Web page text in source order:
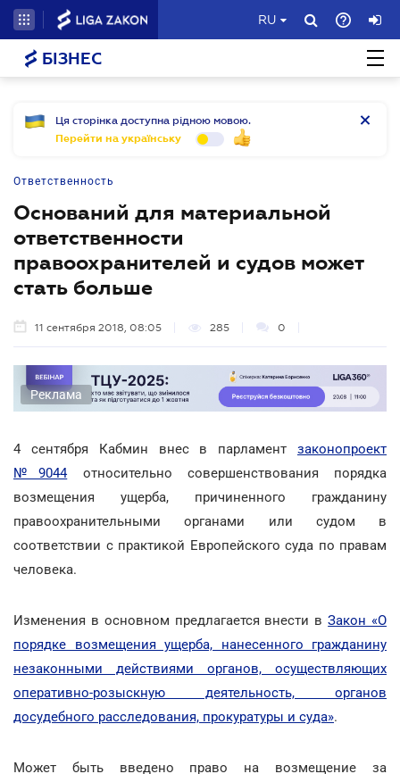
RU
БІЗНЕС
Ця сторінка доступна рідною мовою.
Перейти на українську
Ответственность
Оснований для материальной
ответственности
правоохранителей и судов может
стать больше
11 сентября 2018, 08:05 285 0
Реклама
4 сентября Кабмин внес в парламент законопроект
№9044относительно совершенствования порядка
возмещения ущерба, причиненного гражданину
правоохранительными органами или судом в
соответствии с практикой Европейского суда по правам
человека.
Изменения в основном предлагается внести вЗакон «О
порядке возмещения ущерба, нанесенного гражданину
незаконными действиями органов, осуществляющих
оперативно-розыскную деятельность, органов
досудебного расследования, прокуратуры и суда».
Может быть введено право на возмещение за